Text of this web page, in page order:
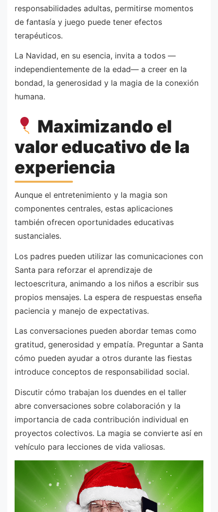
responsabilidades adultas, permitirse momentos
de fantasía y juego puede tener efectos
terapéuticos.
La Navidad, en su esencia, invita a todos —
independientemente de la edad— a creer en la
bondad, la generosidad y la magia de la conexión
humana.
Maximizando el
valor educativo de la
experiencia
Aunque el entretenimiento y la magia son
componentes centrales, estas aplicaciones
también ofrecen oportunidades educativas
sustanciales.
Los padres pueden utilizar las comunicaciones con
Santa para reforzar el aprendizaje de
lectoescritura, animando a los niños a escribir sus
propios mensajes. La espera de respuestas enseña
paciencia y manejo de expectativas.
Las conversaciones pueden abordar temas como
gratitud, generosidad y empatía. Preguntar a Santa
cómo pueden ayudar a otros durante las fiestas
introduce conceptos de responsabilidad social.
Discutir cómo trabajan los duendes en el taller
abre conversaciones sobre colaboración y la
importancia de cada contribución individual en
proyectos colectivos. La magia se convierte así en
vehículo para lecciones de vida valiosas.